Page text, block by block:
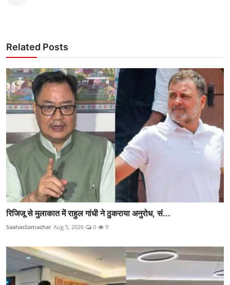
Related Posts
रिजिजू से मुलाकात में राहुल गांधी ने ठुकराया अनुरोध, सं...
SaahasSamachar Aug 5, 2026 0 9